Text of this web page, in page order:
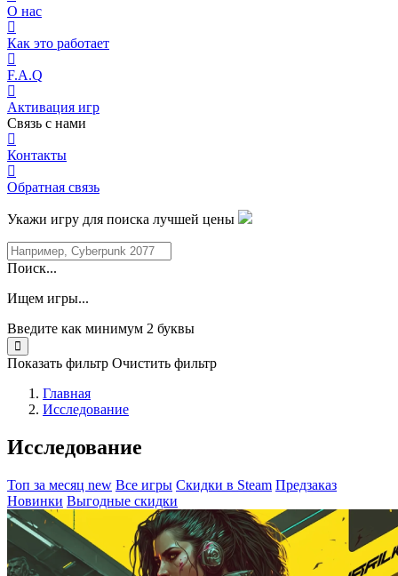
О нас
Как это работает
F.A.Q
Активация игр
Связь с нами
Контакты
Обратная связь
Укажи игру для поиска лучшей цены
Поиск...
Ищем игры...
Введите как минимум 2 буквы
Показать фильтр Очистить фильтр
Главная
Исследование
Исследование
Топ за месяц new Все игры Скидки в Steam Предзаказ
Новинки Выгодные скидки